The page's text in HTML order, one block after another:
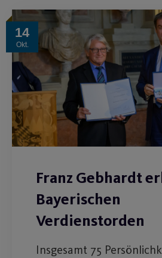
14
Okt.
Franz Gebhardt
Bayerischen
Verdienstorden
Insgesamt 75